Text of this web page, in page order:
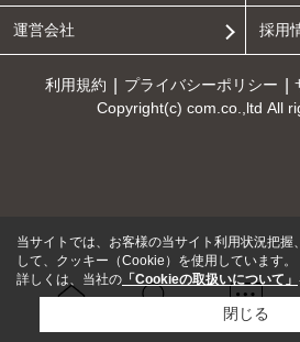
問い合せ
運営会社 採用
利用規約 プライバシーポリシー
Copyright(c) com.co.,ltd All
当サイトでは、お客様の当サイト利用状況把握
して、クッキー（Cookie）を使用しています。
詳しくは、当社の 「Cookieの取扱いについて」
閉じる